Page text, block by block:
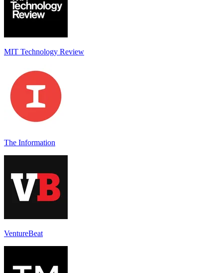
MIT Technology Review
The Information
VentureBeat